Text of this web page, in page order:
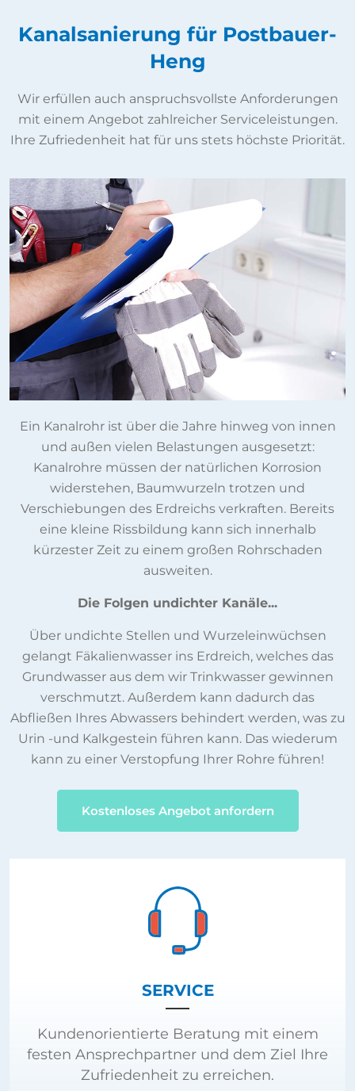
Kanalsanierung für Postbauer-
Heng
Wir erfüllen auch anspruchsvollste Anforderungen
mit einem Angebot zahlreicher Serviceleistungen.
Ihre Zufriedenheit hat für uns stets höchste Priorität.
Ein Kanalrohr ist über die Jahre hinweg von innen
und außen vielen Belastungen ausgesetzt:
Kanalrohre müssen der natürlichen Korrosion
widerstehen, Baumwurzeln trotzen und
Verschiebungen des Erdreichs verkraften. Bereits
eine kleine Rissbildung kann sich innerhalb
kürzester Zeit zu einem großen Rohrschaden
ausweiten.
Die Folgen undichter Kanäle...
Über undichte Stellen und Wurzeleinwüchsen
gelangt Fäkalienwasser ins Erdreich, welches das
Grundwasser aus dem wir Trinkwasser gewinnen
verschmutzt. Außerdem kann dadurch das
Abfließen Ihres Abwassers behindert werden, was zu
Urin -und Kalkgestein führen kann. Das wiederum
kann zu einer Verstopfung Ihrer Rohre führen!
Kostenloses Angebot anfordern
SERVICE
Kundenorientierte Beratung mit einem
festen Ansprechpartner und dem Ziel Ihre
Zufriedenheit zu erreichen.